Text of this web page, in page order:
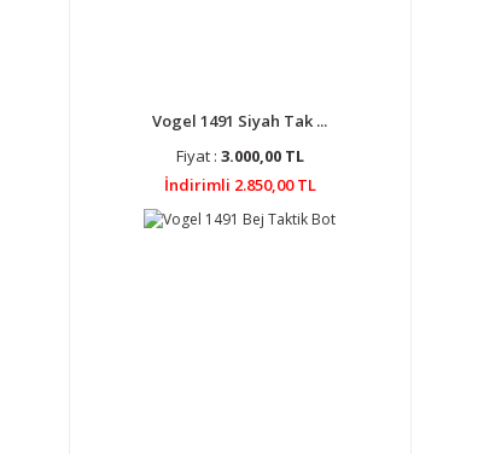
Vogel 1491 Siyah Tak ...
Fiyat : 3.000,00 TL
İndirimli 2.850,00 TL